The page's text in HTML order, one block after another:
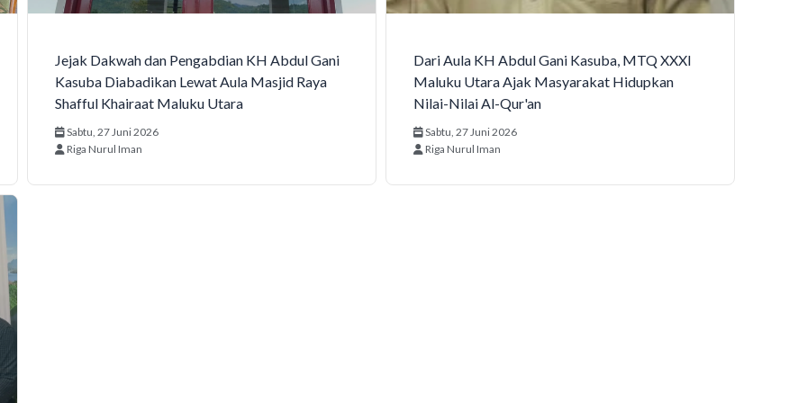
Jejak Dakwah dan Pengabdian KH Abdul Gani
Kasuba Diabadikan Lewat Aula Masjid Raya
Shafful Khairaat Maluku Utara
Sabtu, 27 Juni 2026
Riga Nurul Iman
Dari Aula KH Abdul Gani Kasuba, MTQ XXXI
Maluku Utara Ajak Masyarakat Hidupkan
Nilai-Nilai Al-Qur'an
Sabtu, 27 Juni 2026
Riga Nurul Iman